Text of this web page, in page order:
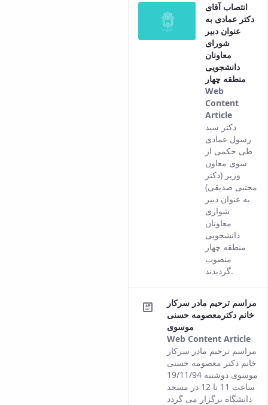
انتصاب آقای
دکتر عمادی به
عنوان دبیر
شورای
معاونان
دانشجویی
منطقه چهار
Web
Content
Article
result
comes
the
Persian
version
دکتر سید
رسول عمادی
طی حکمی از
سوی معاون
وزیر (دکتر
مجتبی صدیقی)
به عنوان دبیر
شواری
معاونان
دانشجویی
منطقه چهار
منصوب
گردیدند.
مراسم ترحیم مادر سرکار
خانم دکترمعصومه حسنی
موسوی
Web Content Article
مراسم ترحیم مادر سرکار
خانم دکتر معصومه حسنی
موسوی دوشنبه 19/11/94
ساعت 11 تا 12 در مسجد
دانشگاه برگزار می گردد